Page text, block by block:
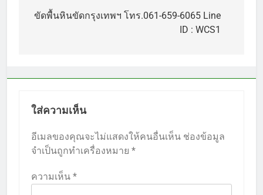
เรื่อง
ขัดพื้นหินขัดกรุงเทพฯ โทร.061-659-6065 Line
ID : WCS1
ใส่ความเห็น
อีเมลของคุณจะไม่แสดงให้คนอื่นเห็น ช่องข้อมูล
จำเป็นถูกทำเครื่องหมาย *
ความเห็น *